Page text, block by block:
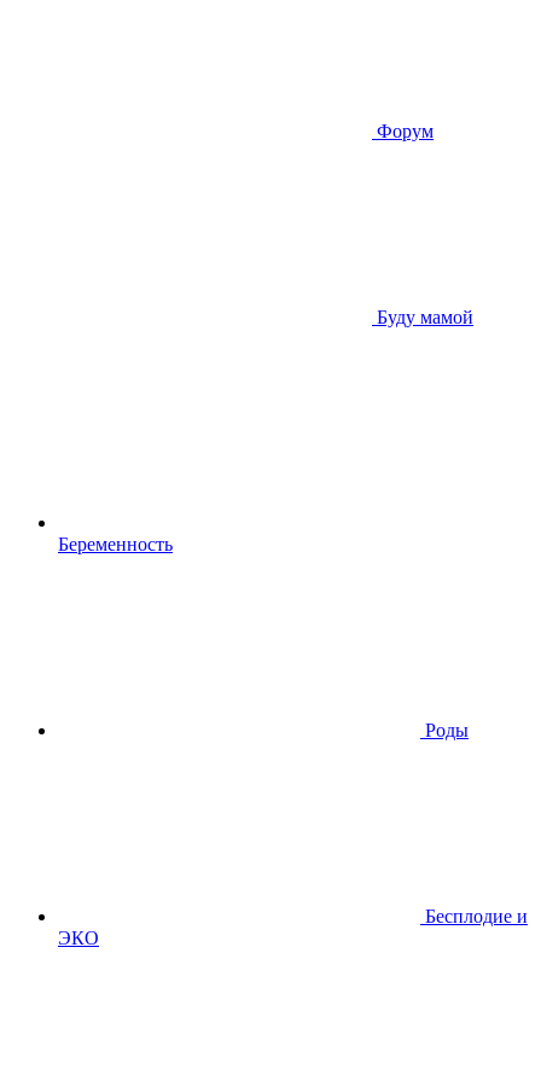
Форум
Буду мамой
Беременность
Роды
Бесплодие и
ЭКО